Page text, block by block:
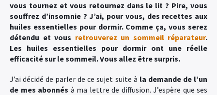
vous tournez et vous retournez dans le lit ? Pire, vous
souffrez d’insomnie ? J’ai, pour vous, des recettes aux
huiles essentielles pour dormir. Comme ça, vous serez
détendu et vous retrouverez un sommeil réparateur.
Les huiles essentielles pour dormir ont une réelle
efficacité sur le sommeil. Vous allez êtresurpris.
J’ai décidé de parler de ce sujet suite à la demande de l’un
de mes abonnés à ma lettre de diffusion. J’espère que ses